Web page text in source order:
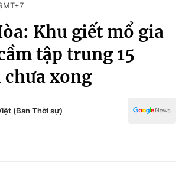
Khu giết mổ gia
tập trung 15
chưa xong
(Ban Thời sự)